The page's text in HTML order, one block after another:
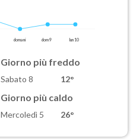
domani dom 9 lun 10
Giorno più freddo
Sabato 8 12°
Giorno più caldo
Mercoledì 5 26°